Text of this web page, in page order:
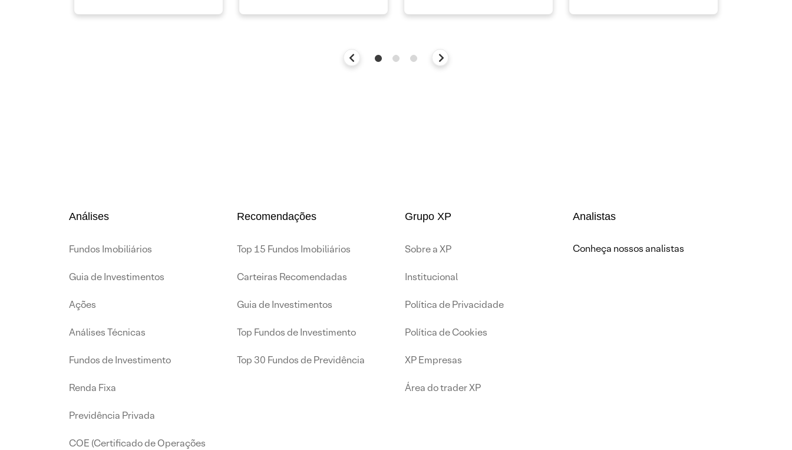
Análises
Fundos Imobiliários
Guia de Investimentos
Ações
Análises Técnicas
Fundos de Investimento
Renda Fixa
Previdência Privada
COE (Certificado de Operações
Recomendações
Top 15 Fundos Imobiliários
Carteiras Recomendadas
Guia de Investimentos
Top Fundos de Investimento
Top 30 Fundos de Previdência
Grupo XP
Sobre a XP
Institucional
Política de Privacidade
Política de Cookies
XP Empresas
Área do trader XP
Analistas
Conheça nossos analistas